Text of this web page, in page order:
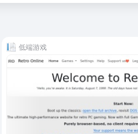
低端游戏